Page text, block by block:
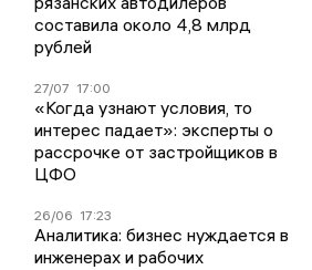
составила около 4,8 млрд
рублей
27/07 17:00
«Когда узнают условия, то
интерес падает»: эксперты о
рассрочке от застройщиков в
ЦФО
26/06 17:23
Аналитика: бизнес нуждается в
инженерах и рабочих